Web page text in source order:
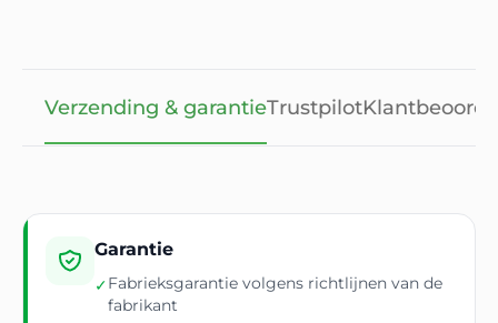
Verzending & garantieTrustpilot
Garantie
✓Fabrieksgarantie volgens richtlijnen van de
fabrikant